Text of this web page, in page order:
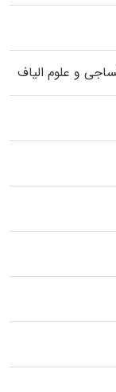
و علوم الیاف